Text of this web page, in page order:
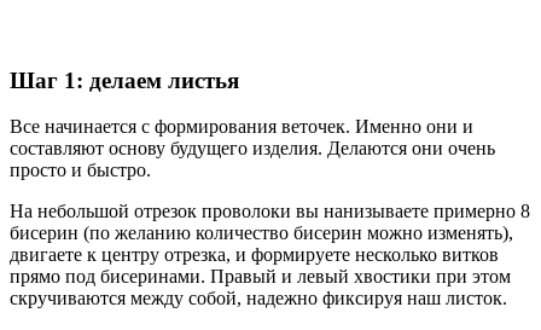
Шаг 1: делаем листья
Все начинается с формирования веточек. Именно они и
составляют основу будущего изделия. Делаются они очень
просто и быстро.
На небольшой отрезок проволоки вы нанизываете примерно 8
бисерин (по желанию количество бисерин можно изменять),
двигаете к центру отрезка, и формируете несколько витков
прямо под бисеринами. Правый и левый хвостики при этом
скручиваются между собой, надежно фиксируя наш листок.